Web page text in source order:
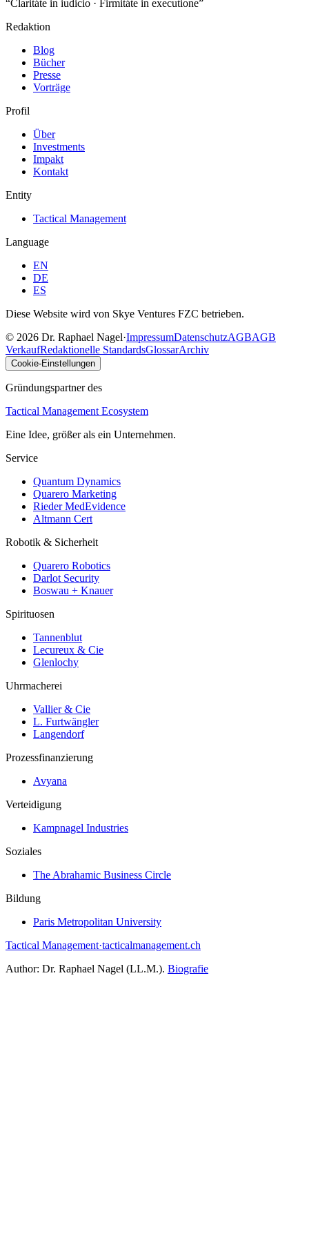
“Claritáte in iudicio · Firmitáte in executione”
Redaktion
Blog
Bücher
Presse
Vorträge
Profil
Über
Investments
Impakt
Kontakt
Entity
Tactical Management
Language
EN
DE
ES
Diese Website wird von Skye Ventures FZC betrieben.
© 2026 Dr. Raphael Nagel·ImpressumDatenschutzAGBAGB
VerkaufRedaktionelle StandardsGlossarArchiv
Cookie-Einstellungen
Gründungspartner des
Tactical Management Ecosystem
Eine Idee, größer als ein Unternehmen.
Service
Quantum Dynamics
Quarero Marketing
Rieder MedEvidence
Altmann Cert
Robotik & Sicherheit
Quarero Robotics
Darlot Security
Boswau + Knauer
Spirituosen
Tannenblut
Lecureux & Cie
Glenlochy
Uhrmacherei
Vallier & Cie
L. Furtwängler
Langendorf
Prozessfinanzierung
Avyana
Verteidigung
Kampnagel Industries
Soziales
The Abrahamic Business Circle
Bildung
Paris Metropolitan University
Tactical Management·tacticalmanagement.ch
Author: Dr. Raphael Nagel (LL.M.). Biografie